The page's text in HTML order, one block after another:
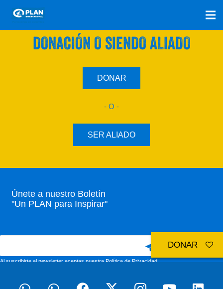
SÚMATE A NUESTRO PLAN CON UNA
DONACIÓN O SIENDO ALIADO
DONAR
- O -
SER ALIADO
Únete a nuestro Boletín
"Un PLAN para Inspirar"
Al suscribirte al newsletter aceptas nuestraPolítica de Privacidad
DONAR